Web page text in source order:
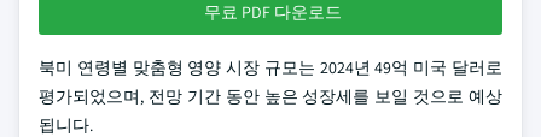
무료 PDF 다운로드
북미 연령별 맞춤형 영양 시장 규모는 2024년 49억 미국 달러로
평가되었으며, 전망 기간 동안 높은 성장세를 보일 것으로 예상
됩니다.